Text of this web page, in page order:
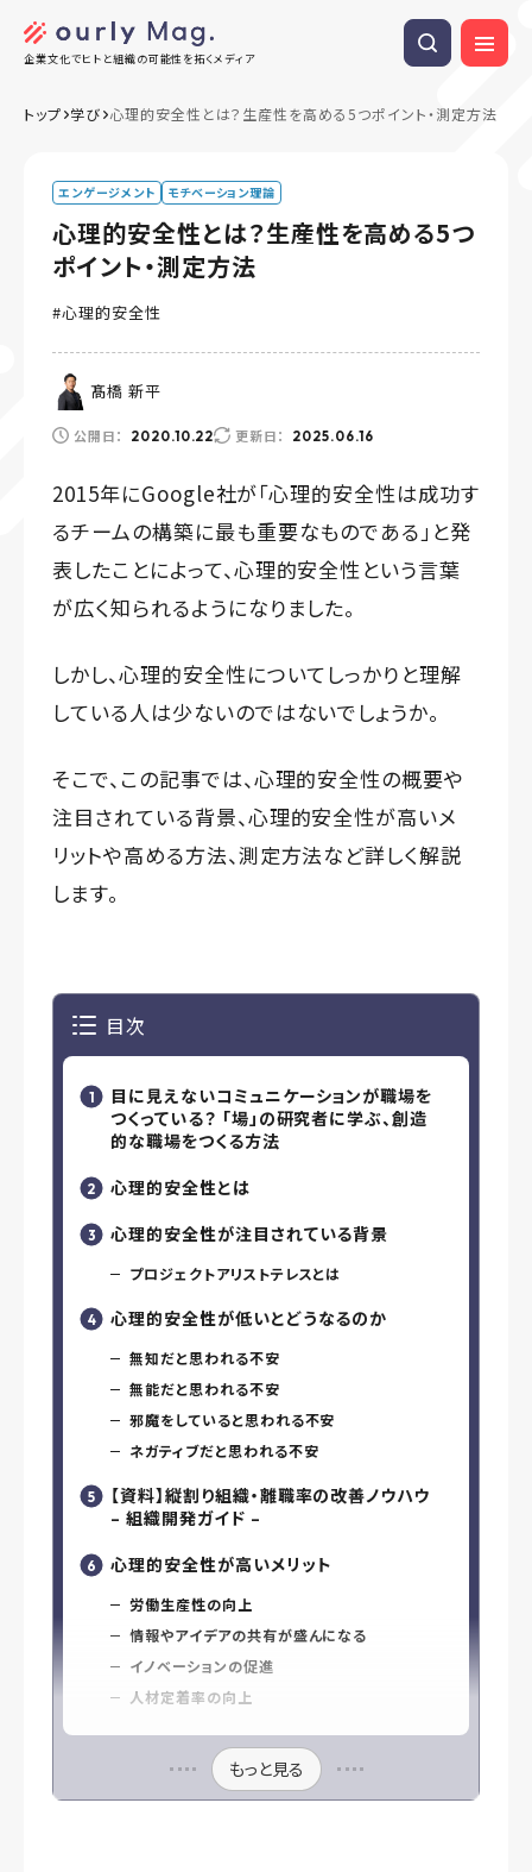
企業文化でヒトと組織の可能性を拓くメディア
トップ 学び 心理的安全性とは？生産性を高める5つポイント・測定方法
エンゲージメント モチベーション理論
心理的安全性とは？生産性を高める5つ
ポイント・測定方法
心理的安全性
髙橋 新平
公開日： 2020.10.22 更新日： 2025.06.16
2015年にGoogle社が「心理的安全性は成功す
るチームの構築に最も重要なものである」と発
表したことによって、心理的安全性という言葉
が広く知られるようになりました。
しかし、心理的安全性についてしっかりと理解
している人は少ないのではないでしょうか。
そこで、この記事では、心理的安全性の概要や
注目されている背景、心理的安全性が高いメ
リットや高める方法、測定方法など詳しく解説
します。
目次
目に見えないコミュニケーションが職場を
つくっている？ 「場」の研究者に学ぶ、創造
的な職場をつくる方法
心理的安全性とは
心理的安全性が注目されている背景
プロジェクトアリストテレスとは
心理的安全性が低いとどうなるのか
無知だと思われる不安
無能だと思われる不安
邪魔をしていると思われる不安
ネガティブだと思われる不安
【資料】縦割り組織・離職率の改善ノウハウ
– 組織開発ガイド –
心理的安全性が高いメリット
労働生産性の向上
情報やアイデアの共有が盛んになる
イノベーションの促進
人材定着率の向上
もっと見る